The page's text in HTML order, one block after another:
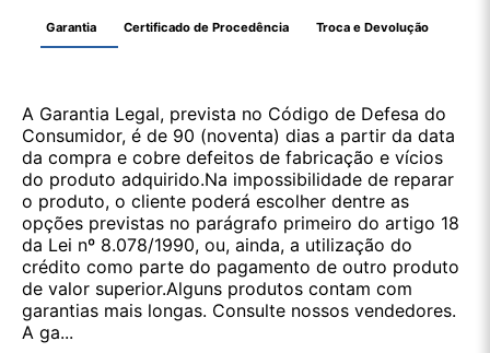
Garantia Certificado de Procedência Troca e Devolução
A Garantia Legal, prevista no Código de Defesa do
Consumidor, é de 90 (noventa) dias a partir da data
da compra e cobre defeitos de fabricação e vícios
do produto adquirido.Na impossibilidade de reparar
o produto, o cliente poderá escolher dentre as
opções previstas no parágrafo primeiro do artigo 18
da Lei nº 8.078/1990, ou, ainda, a utilização do
crédito como parte do pagamento de outro produto
de valor superior.Alguns produtos contam com
garantias mais longas. Consulte nossos vendedores.
A ga...